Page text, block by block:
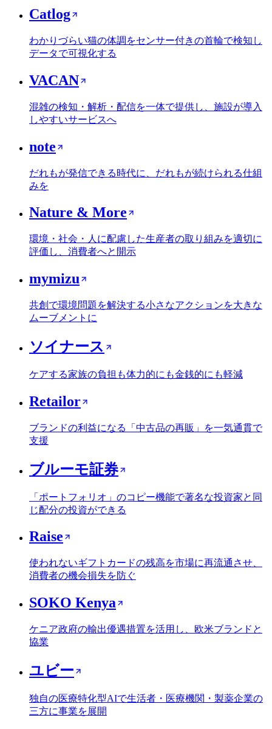
Catlog
わかりづらい猫の体調をセンサー付きの首輪で検知し
データで可視化する
VACAN
混雑の検知・解析・配信を一体で提供し、施設が導入
しやすいサービスへ
note
だれもが発信できる時代に、だれもが続けられる仕組
みを
Nature & More
環境・社会・人に配慮した生産者の取り組みを適切に
評価し、消費者へと開示
mymizu
共創で環境問題を解決する小さなアクションを大きな
ムーブメントに
ソイナース
ケアする家族の負担も体力的にも金銭的にも軽減
Retailor
ブランドの利益になる「中古品の再販」を一気通貫で
支援
ブルーモ証券
「ポートフォリオ」のコピー機能で著名な投資家と同
じ配分の投資ができる
Raise
使われないギフトカードの残高を市場に再流通させ、
消費者の機会損失を防ぐ
SOKO Kenya
ケニア政府の輸出優遇措置を活用し、欧米ブランドと
協業
ユビー
独自の医療特化型AIで生活者・医療機関・製薬企業の
三方に事業を展開